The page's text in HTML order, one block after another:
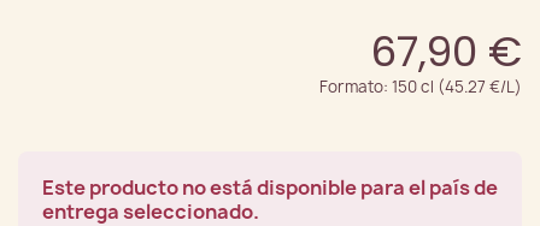
67,90 €
Formato: 150 cl (45.27 €/L)
Este producto no está disponible para el país de
entrega seleccionado.